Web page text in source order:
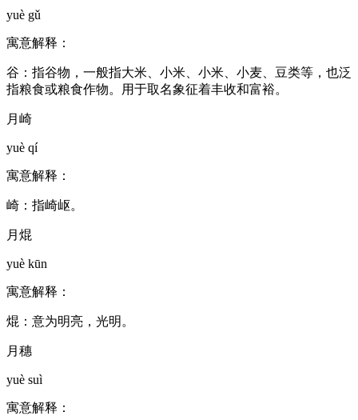
yuè gǔ
寓意解释：
谷：指谷物，一般指大米、小米、小米、小麦、豆类等，也泛
指粮食或粮食作物。用于取名象征着丰收和富裕。
月崎
yuè qí
寓意解释：
崎：指崎岖。
月焜
yuè kūn
寓意解释：
焜：意为明亮，光明。
月穗
yuè suì
寓意解释：